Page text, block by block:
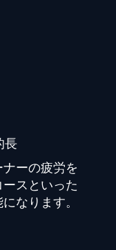
長
ーの疲労を
スといった
なります。